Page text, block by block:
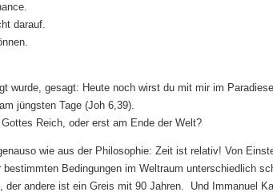
darauf.
wurde, gesagt: Heute noch wirst du mit mir im Paradiese
jüngsten Tage (Joh 6,39).
Reich, oder erst am Ende der Welt?
wie aus der Philosophie: Zeit ist relativ! Von
Bedingungen im Weltraum unterschiedlich
andere ist ein Greis mit 90 Jahren. Und Immanuel